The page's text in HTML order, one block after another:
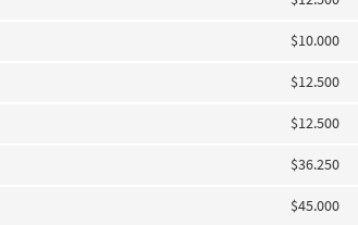
$10.000
$12.500
$12.500
$36.250
$45.000